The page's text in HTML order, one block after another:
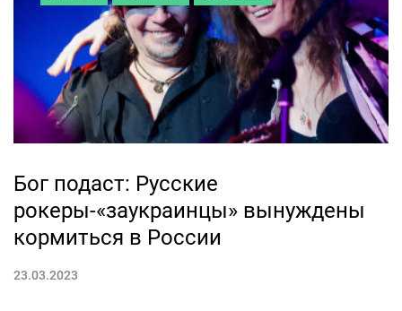
Бог подаст: Русские
рокеры-«заукраинцы» вынуждены
кормиться в России
23.03.2023